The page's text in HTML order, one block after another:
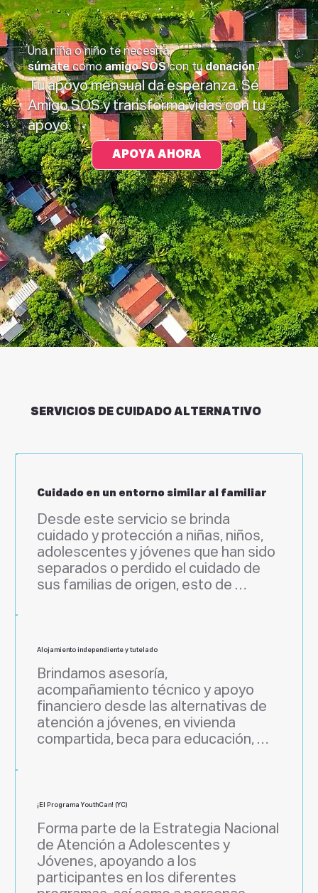
Una niña o niño te necesita,
súmatecomoamigo SOScon tudonación
Tu apoyo mensual da esperanza. Sé
Amigo SOS y transforma vidas con tu
apoyo.
APOYA AHORA
SERVICIOS DE CUIDADO ALTERNATIVO
Cuidado en un entorno similar al familiar
Desde este servicio se brinda
cuidado y protección a niñas, niños,
adolescentes y jóvenes que han sido
separados o perdido el cuidado de
sus familias de origen, esto de
niñez.
Alojamiento independiente y tutelado
Brindamos asesoría,
acompañamiento técnico y apoyo
financiero desde las alternativas de
atención a jóvenes, en vivienda
compartida, beca para educación,
egresadas en situaciones
particulares.
¡El Programa YouthCan! (YC)
Forma parte de la Estrategia Nacional
de Atención a Adolescentes y
Jóvenes, apoyando a los
participantes en los diferentes